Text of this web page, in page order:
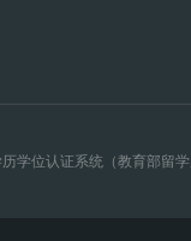
学位认证系统（教育部留